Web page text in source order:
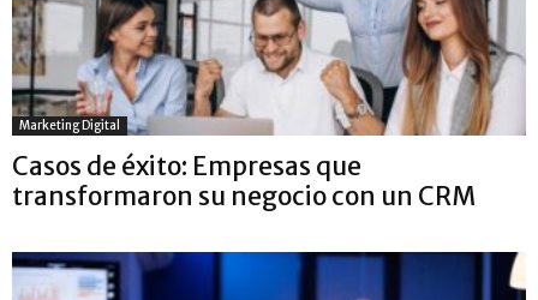
Marketing Digital
Casos de éxito: Empresas que
transformaron su negocio con un CRM